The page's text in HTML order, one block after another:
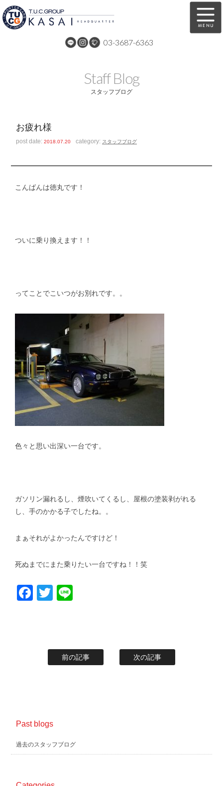
03-3687-6363
全国納車
スタッフblog
Staff Blog
スタッフブログ
お疲れ様
post date:2018.07.20 category: スタッフブログ
こんばんは徳丸です！
ついに乗り換えます！！
ってことでこいつがお別れです。。
色々と思い出深い一台です。
ガソリン漏れるし、煙吹いてくるし、屋根の塗装剥がれる
し、手のかかる子でしたね。。
まぁそれがよかったんですけど！
死ぬまでにまた乗りたい一台ですね！！笑
Facebook
Twitter
前の記事 次の記事
Past blogs
過去のスタッフブログ